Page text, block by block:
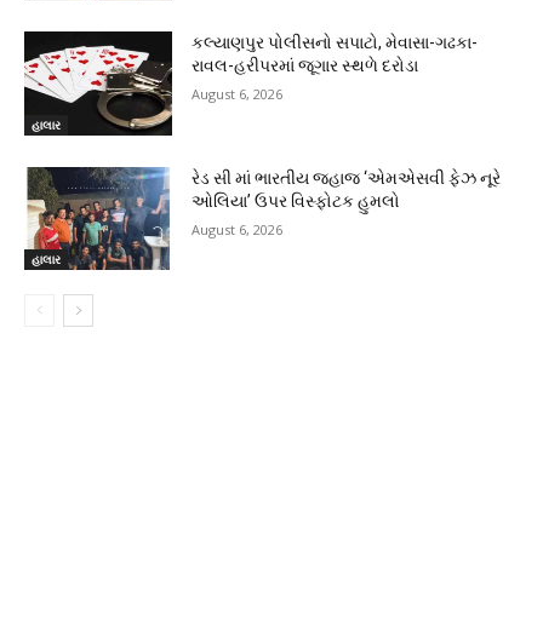
હાલાર
કલ્યાણપુર પોલીસનો સપાટો, મેવાસા-ગઢકા-
રાવલ-હરીપરમાં જૂગાર સ્થળે દરોડા
August 6, 2026
હાલાર
રેડ સી માં ભારતીય જહાજ ‘એમએસવી ફેઝ નૂરે
ઓલિયા’ ઉપર વિસ્ફોટક હુમલો
August 6, 2026